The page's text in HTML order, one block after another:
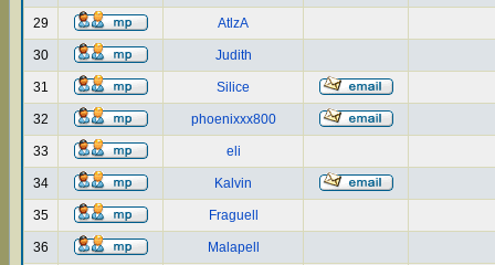
29 AtlzA
30 Judith
31 Silice
32 phoenixxx800
33 eli
34 Kalvin
35 Fraguell
36 Malapell